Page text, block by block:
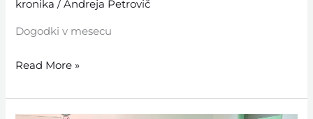
kronika /Andreja Petrovič
Dogodki v mesecu
Read More »